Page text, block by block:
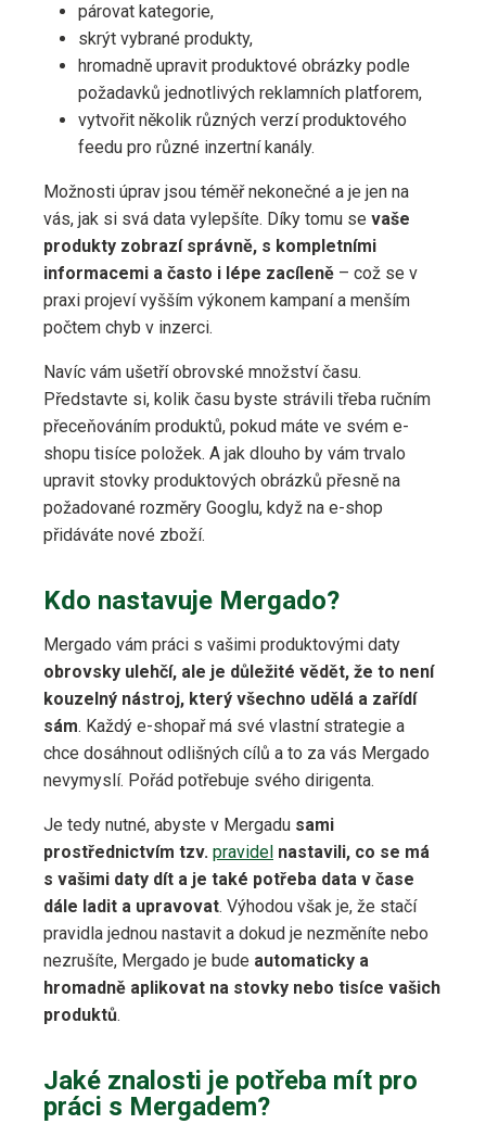
párovat kategorie,
skrýt vybrané produkty,
hromadně upravit produktové obrázky podle
požadavků jednotlivých reklamních platforem,
vytvořit několik různých verzí produktového
feedu pro různé inzertní kanály.
Možnosti úprav jsou téměř nekonečné a je jen na
vás, jak si svá data vylepšíte. Díky tomu se vaše
produkty zobrazí správně, s kompletními
informacemi a často i lépe zacíleně – což se v
praxi projeví vyšším výkonem kampaní a menším
počtem chyb v inzerci.
Navíc vám ušetří obrovské množství času.
Představte si, kolik času byste strávili třeba ručním
přeceňováním produktů, pokud máte ve svém e-
shopu tisíce položek. A jak dlouho by vám trvalo
upravit stovky produktových obrázků přesně na
požadované rozměry Googlu, když na e-shop
přidáváte nové zboží.
Kdo nastavuje Mergado?
Mergado vám práci s vašimi produktovými daty
obrovsky ulehčí, ale je důležité vědět, že to není
kouzelný nástroj, který všechno udělá a zařídí
sám. Každý e-shopař má své vlastní strategie a
chce dosáhnout odlišných cílů a to za vás Mergado
nevymyslí. Pořád potřebuje svého dirigenta.
Je tedy nutné, abyste v Mergadu sami
prostřednictvím tzv. pravidel nastavili, co se má
s vašimi daty dít a je také potřeba data v čase
dále ladit a upravovat. Výhodou však je, že stačí
pravidla jednou nastavit a dokud je nezměníte nebo
nezrušíte, Mergado je bude automaticky a
hromadně aplikovat na stovky nebo tisíce vašich
produktů.
Jaké znalosti je potřeba mít pro
práci s Mergadem?